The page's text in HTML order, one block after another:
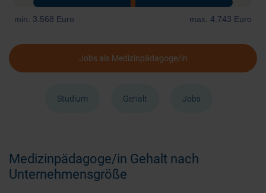
min. 3.568 Euro max. 4.743 Euro
Jobs als Medizinpädagoge/in
Studium Gehalt Jobs
Medizinpädagoge/in Gehalt nach
Unternehmensgröße